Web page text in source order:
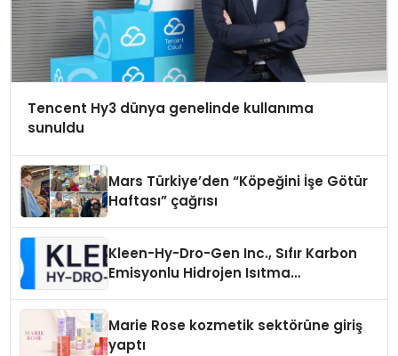
Tencent Hy3 dünya genelinde kullanıma
sunuldu
Mars Türkiye’den “Köpeğini İşe Götür
Haftası” çağrısı
Kleen-Hy-Dro-Gen Inc., Sıfır Karbon
Emisyonlu Hidrojen Isıtma
Marie Rose kozmetik sektörüne giriş
yaptı